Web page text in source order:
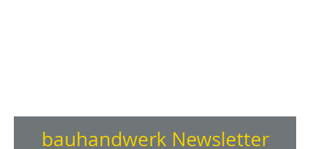
bauhandwerk Newsletter